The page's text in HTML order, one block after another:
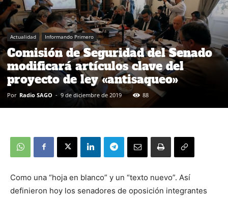
Actualidad Informando Primero
Comisión de Seguridad del Senado
modificará artículos clave del
proyecto de ley «antisaqueo»
Por Radio SAGO - 9 de diciembre de 2019 88
Como una “hoja en blanco” y un “texto nuevo”. Así
definieron hoy los senadores de oposición integrantes